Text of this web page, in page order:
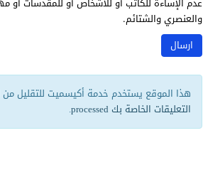
والعنصري والشتائم.
هذا الموقع يستخدم خدمة أكيسميت للتقليل من
التعليقات الخاصة بك processed
.